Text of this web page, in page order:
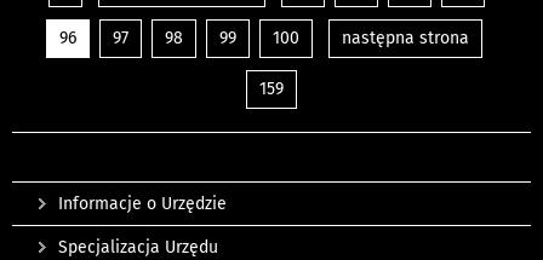
96 97 98 99 100 następna strona
159
Informacje o Urzędzie
Specjalizacja Urzędu